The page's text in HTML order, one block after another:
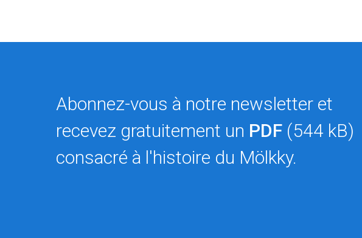
Abonnez-vous à notre newsletter et
recevez gratuitement un PDF (544 kB)
consacré à l'histoire du Mölkky.